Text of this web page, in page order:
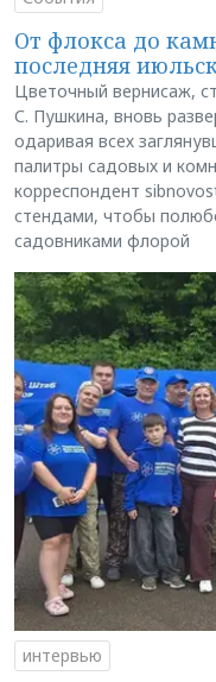
От флокса до
последняя
Цветочный вернисаж,
С. Пушкина, вновь
одаривая всех
палитры садовых и
корреспондент
стендами, чтобы
садовниками флорой
интервью